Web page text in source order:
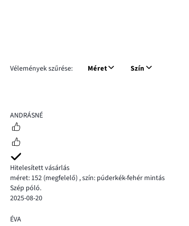
Vélemények szűrése: Méret Szín
5
ANDRÁSNÉ
Hitelesített vásárlás
méret: 152 (megfelelő) ,szín: púderkék-fehér mintás
Szép póló.
2025-08-20
5
ÉVA